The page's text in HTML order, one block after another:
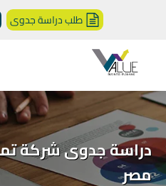
طلب دراسة جدوى
دراسة جدوى شركة
مصر